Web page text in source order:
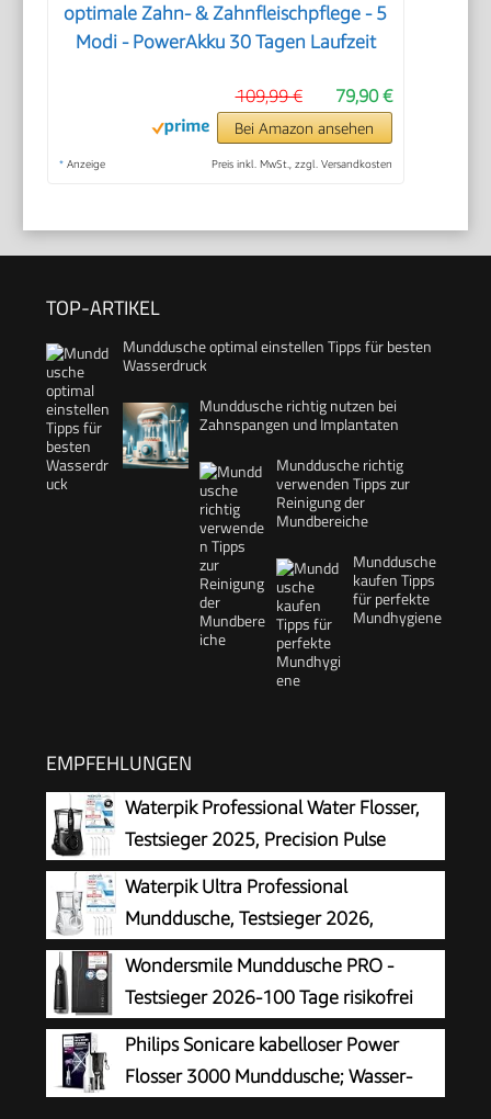
optimale Zahn- & Zahnfleischpflege - 5
Modi - PowerAkku 30 Tagen Laufzeit
79,90 €
109,99 €
Bei Amazon ansehen
* Anzeige Preis inkl. MwSt., zzgl. Versandkosten
TOP-ARTIKEL
Munddusche optimal einstellen Tipps für besten
Wasserdruck
Munddusche richtig nutzen bei
Zahnspangen und Implantaten
Munddusche richtig
verwenden Tipps zur
Reinigung der
Mundbereiche
Munddusche
kaufen Tipps
für perfekte
Mundhygiene
EMPFEHLUNGEN
Waterpik Professional Water Flosser,
Testsieger 2025, Precision Pulse
Technology, TÜV Siegel, bis zu 99,9
Prozent Plaque Entfernung, 6x Aufsätze, 10x
individuelle Modi, integrierter Timer, Schwarz
Waterpik Ultra Professional
Munddusche, Testsieger 2026,
Precision Pulse Technology, TÜV
Siegel, bis zu 99,9 Prozent Plaque Entfernung,
6x Aufsätze, 10x individuelle Modi, integrierter
Timer, weiß
Wondersmile Munddusche PRO -
Testsieger 2026-100 Tage risikofrei
testen -SmoothFlow-Technologie für
optimale Zahn- & Zahnfleischpflege - 5 Modi -
PowerAkku 30 Tagen Laufzeit
Philips Sonicare kabelloser Power
Flosser 3000 Munddusche; Wasser-